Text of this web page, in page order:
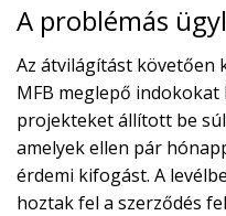
A problémás
Az átvilágítást követően
MFB meglepő
projekteket állított be
amelyek ellen pár
érdemi kifogást. A
hoztak fel a szerződés